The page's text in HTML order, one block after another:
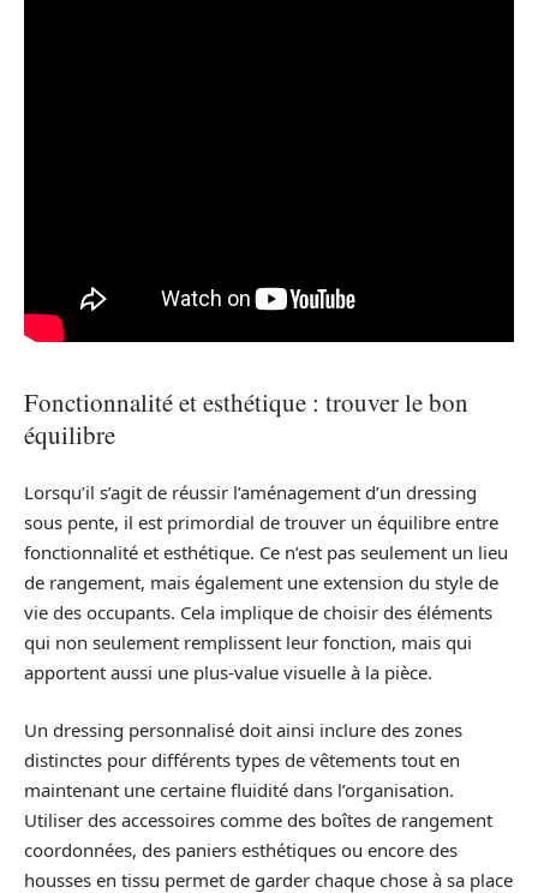
Fonctionnalité et esthétique : trouver le bon
équilibre
Lorsqu’il s’agit de réussir l’aménagement d’un dressing
sous pente, il est primordial de trouver un équilibre entre
fonctionnalité et esthétique. Ce n’est pas seulement un lieu
de rangement, mais également une extension du style de
vie des occupants. Cela implique de choisir des éléments
qui non seulement remplissent leur fonction, mais qui
apportent aussi une plus-value visuelle à la pièce.
Un dressing personnalisé doit ainsi inclure des zones
distinctes pour différents types de vêtements tout en
maintenant une certaine fluidité dans l’organisation.
Utiliser des accessoires comme des boîtes de rangement
coordonnées, des paniers esthétiques ou encore des
housses en tissu permet de garder chaque chose à sa place